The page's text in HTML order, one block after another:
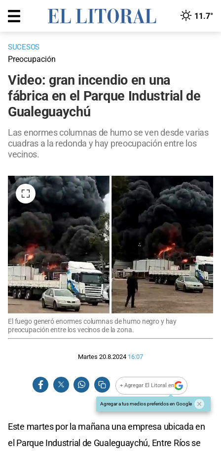
11.7°
SUCESOS
Preocupación
Video: gran incendio en una
fábrica en el Parque Industrial de
Gualeguaychú
Las enormes columnas de humo se ven desde varias
cuadras a la redonda y hay preocupación entre los
vecinos.
El fuego generó enormes columnas de humo negro y hay
preocupación entre los vecinos de la zona.
Martes 20.8.2024 16:07
+ Agregar El Litoral en
Agregar a tus medios preferidos en Google
Este martes por la mañana una empresa ubicada en
el Parque Industrial de Gualeguaychú, Entre Ríos se